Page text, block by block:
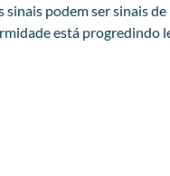
podem ser sinais de
está progredindo